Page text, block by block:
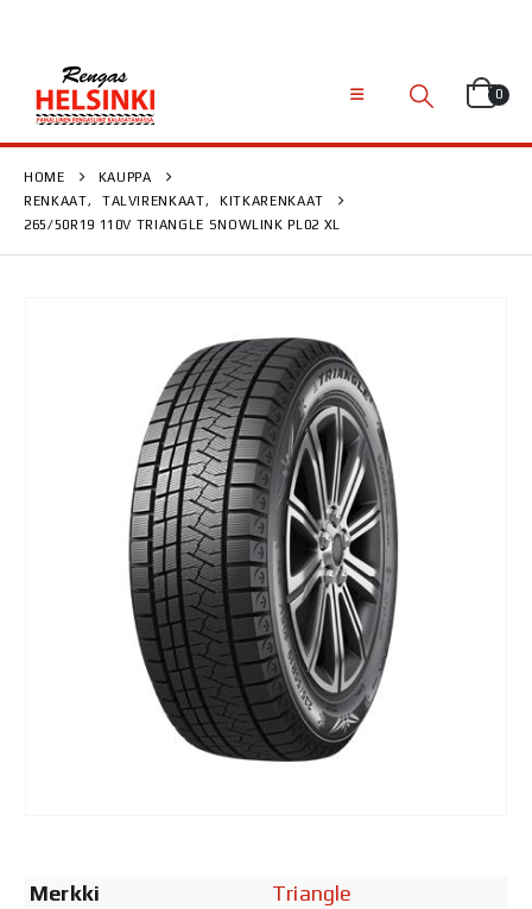
0
HOME
KAUPPA
RENKAAT, TALVIRENKAAT,
KITKARENKAAT
265/50R19 110V TRIANGLE SNOWLINK PL02 XL
Merkki
Triangle